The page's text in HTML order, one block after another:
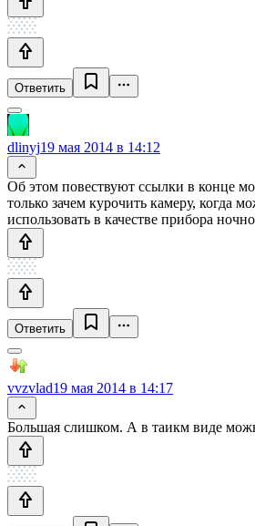
Ответить
dlinyj19 мая 2014 в 14:12
Об этом повествуют ссылки в конце
только зачем курочить камеру, когда
использовать в качестве прибора
Ответить
vvzvlad19 мая 2014 в 14:17
Большая слишком. А в таикм виде